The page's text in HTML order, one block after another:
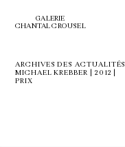
GALERIE
CHANTAL CROUSEL
ARCHIVES DES ACTUALITÉS
MICHAEL KREBBER | 2012 |
PRIX